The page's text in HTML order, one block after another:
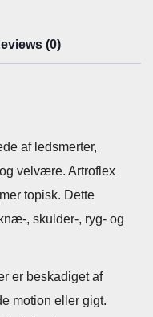
(0)
af ledsmerter,
velvære. Artroflex
topisk. Dette
, skulder-, ryg- og
er beskadiget af
motion eller gigt.